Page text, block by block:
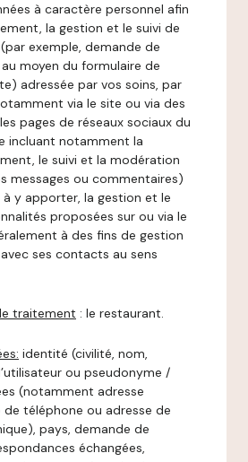
à caractère personnel afin
la gestion et le suivi de
exemple, demande de
moyen du formulaire de
adressée par vos soins, par
via le site ou via des
pages de réseaux sociaux du
incluant notamment la
le suivi et la modération
messages ou commentaires)
y apporter, la gestion et le
proposées sur ou via le
à des fins de gestion
ses contacts au sens
traitement : le restaurant.
identité (civilité, nom,
ou pseudonyme /
(notamment adresse
téléphone ou adresse de
pays, demande de
échangées,